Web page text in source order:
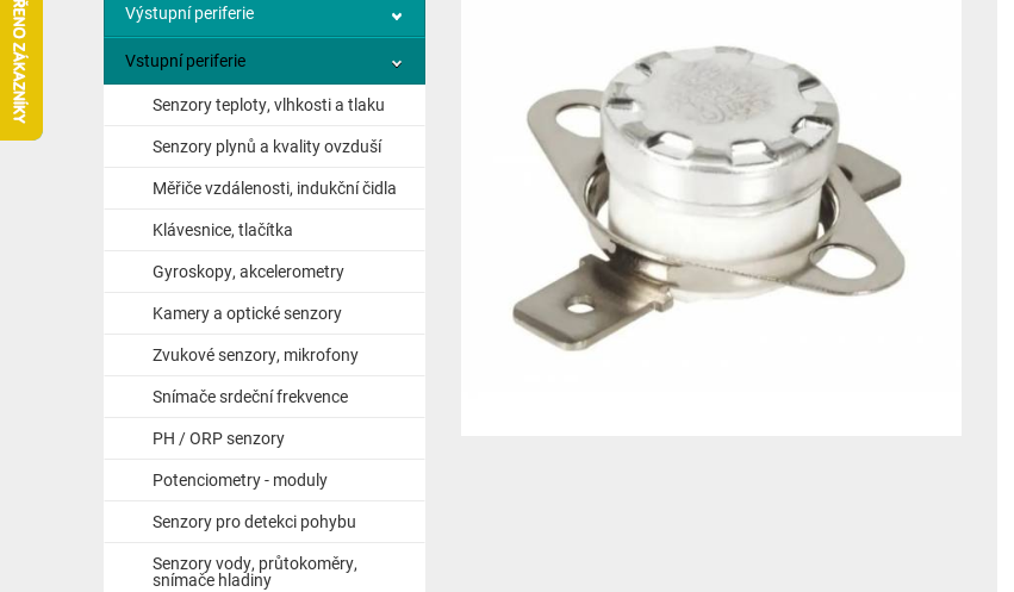
Výstupní periferie
Vstupní periferie
Senzory teploty, vlhkosti a tlaku
Senzory plynů a kvality ovzduší
Měřiče vzdálenosti, indukční čidla
Klávesnice, tlačítka
Gyroskopy, akcelerometry
Kamery a optické senzory
Zvukové senzory, mikrofony
Snímače srdeční frekvence
PH / ORP senzory
Potenciometry - moduly
Senzory pro detekci pohybu
Senzory vody, průtokoměry,
snímače hladiny